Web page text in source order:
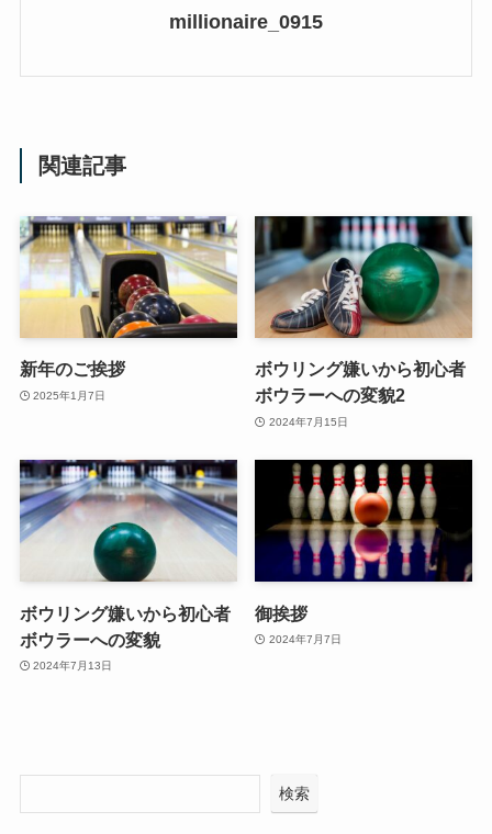
millionaire_0915
関連記事
新年のご挨拶
2025年1月7日
ボウリング嫌いから初心者
ボウラーへの変貌2
2024年7月15日
ボウリング嫌いから初心者
ボウラーへの変貌
2024年7月13日
御挨拶
2024年7月7日
検索